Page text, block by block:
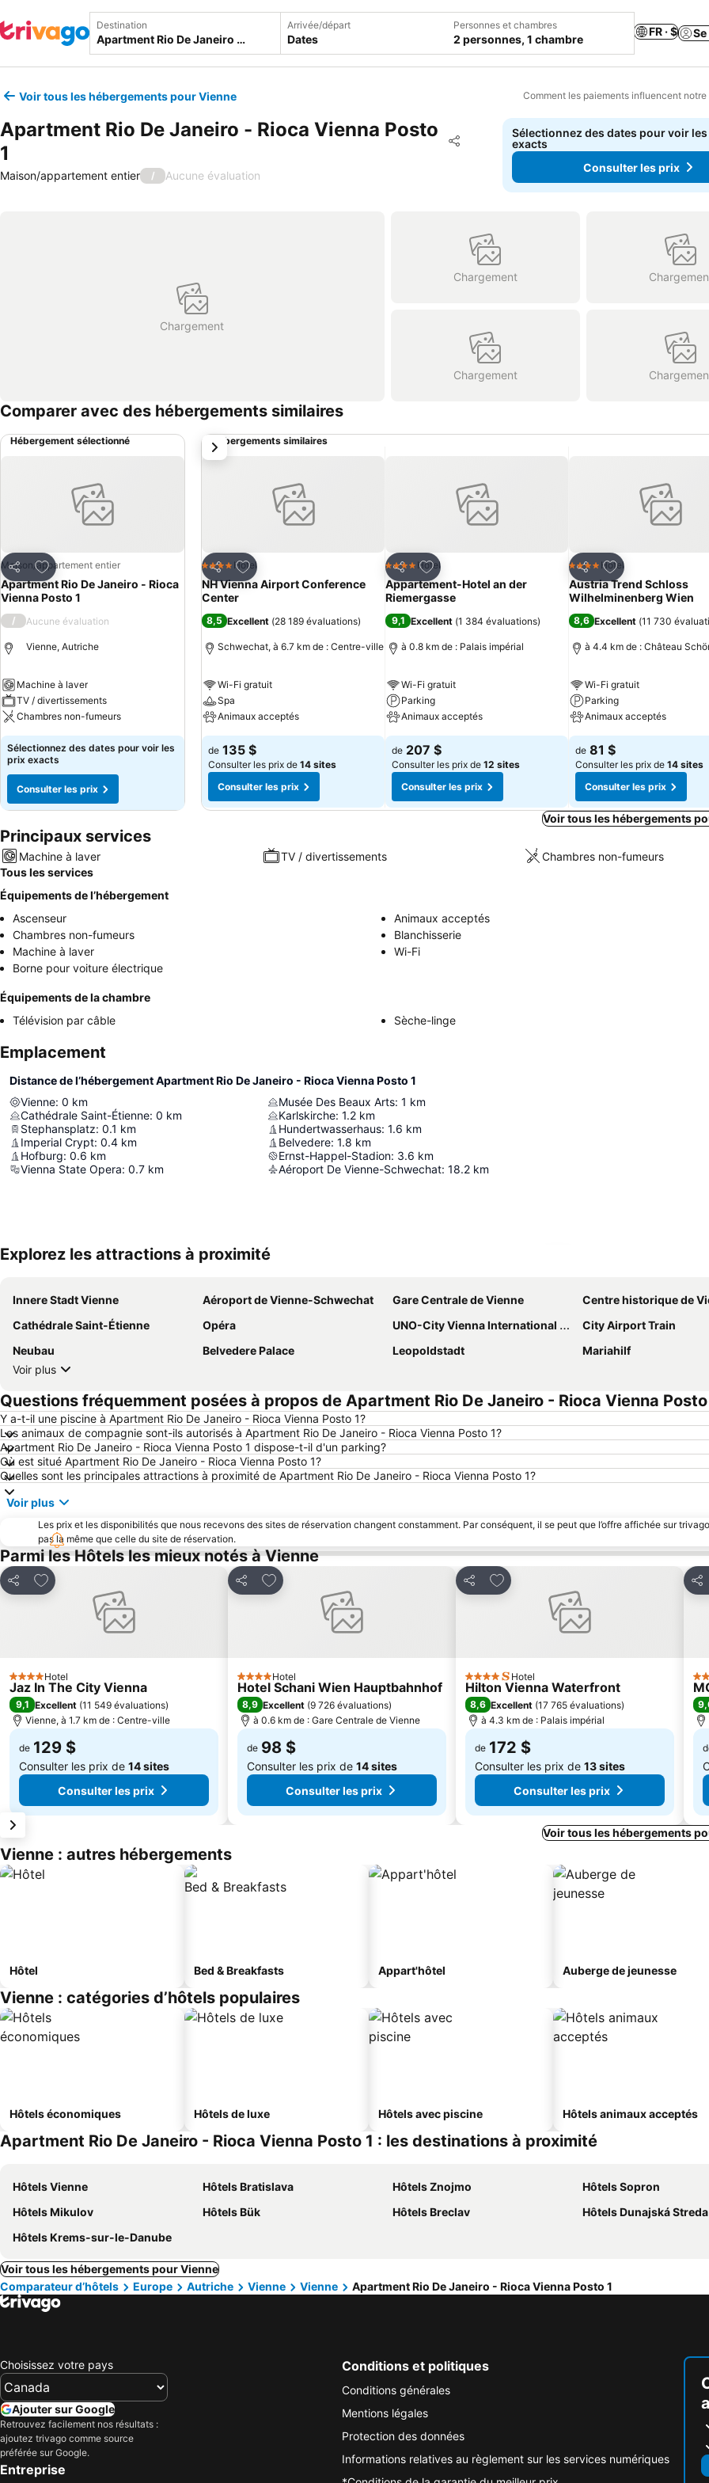
Destination Arrivée/départ
Dates
Personnes et chambres
2 personnes, 1 chambre
FR · $
Voir tous les hébergements pour Vienne Comment les paiements influencent
Apartment Rio De Janeiro - Rioca Vienna Posto
1
Partager
Ajouter à mes favoris
Maison/appartement entier / Aucune évaluation
Sélectionnez des dates pour voir
exacts
Consulter les prix
Chargement
Chargement
Chargement
Comparer avec des hébergements similaires
Hébergement sélectionné
Partager
Ajouter à mes favoris
Maison/appartement entier
Apartment Rio De Janeiro - Rioca
Vienna Posto 1
/ Aucune évaluation
Vienne, Autriche
Machine à laver
TV / divertissements
Chambres non-fumeurs
Sélectionnez des dates pour voir les
prix exacts
Consulter les prix
Hébergements similaires
Partager
Ajouter à mes favoris
4 ÉtoilesHotel
NH Vienna Airport Conference
Center
8,5 Excellent (28 189 évaluations)
Schwechat, à 6.7 km de : Centre-ville
Wi-Fi gratuit
Spa
Animaux acceptés
de 135 $
Consulter les prix de 14 sites
Consulter les prix
Partager
Ajouter à mes favoris
4 ÉtoilesHotel
Appartement-Hotel an der
Riemergasse
9,1 Excellent (1 384 évaluations)
à 0.8 km de : Palais impérial
Wi-Fi gratuit
Parking
Animaux acceptés
de 207 $
Consulter les prix de 12 sites
Consulter les prix
Partager
Ajouter à mes
4 ÉtoilesHotel
Austria Trend Schloss
Wilhelminenberg Wien
8,6 Excellent (11 730
à 4.4 km de : Château
Wi-Fi gratuit
Parking
Animaux acceptés
de 81 $
Consulter les prix de 14 sites
Consulter les prix
suivant
Voir tous les hébergements
Principaux services
Machine à laver TV / divertissements
Chambres non-fumeurs
Tous les services
Équipements de l’hébergement
Ascenseur
Animaux acceptés
Chambres non-fumeurs
Blanchisserie
Machine à laver
Wi-Fi
Borne pour voiture électrique
Équipements de la chambre
Télévision par câble
Sèche-linge
Emplacement
Distance de l’hébergement Apartment Rio De Janeiro - Rioca Vienna Posto 1
Vienne: 0 km
Cathédrale Saint-Étienne: 0 km
Stephansplatz: 0.1 km
Imperial Crypt: 0.4 km
Hofburg: 0.6 km
Vienna State Opera: 0.7 km
Musée Des Beaux Arts: 1 km
Karlskirche: 1.2 km
Hundertwasserhaus: 1.6 km
Belvedere: 1.8 km
Ernst-Happel-Stadion: 3.6 km
Aéroport De Vienne-Schwechat: 18.2 km
Explorez les attractions à proximité
Innere Stadt Vienne Aéroport de Vienne-Schwechat Gare Centrale de Vienne
Centre historique de
Cathédrale Saint-Étienne
Opéra UNO-City Vienna International Centre
City Airport Train
Neubau
Belvedere Palace Leopoldstadt
Mariahilf
Voir plus
Questions fréquemment posées à propos de Apartment Rio De Janeiro - Rioca Vienna Posto
Y a-t-il une piscine à Apartment Rio De Janeiro - Rioca Vienna Posto 1?
Les animaux de compagnie sont-ils autorisés à Apartment Rio De Janeiro - Rioca Vienna Posto 1?
Apartment Rio De Janeiro - Rioca Vienna Posto 1 dispose-t-il d'un parking?
Où est situé Apartment Rio De Janeiro - Rioca Vienna Posto 1?
Quelles sont les principales attractions à proximité de Apartment Rio De Janeiro - Rioca Vienna Posto 1?
Voir plus
Les prix et les disponibilités que nous recevons des sites de réservation changent constamment. Par conséquent, il se peut que l’offre affichée sur
pas la même que celle du site de réservation.
Parmi les Hôtels les mieux notés à Vienne
Partager
Ajouter à mes favoris
4 ÉtoilesHotel
Jaz In The City Vienna
9,1 Excellent (11 549 évaluations)
Vienne, à 1.7 km de : Centre-ville
de 129 $
Consulter les prix de 14 sites
Consulter les prix
Partager
Ajouter à mes favoris
4 ÉtoilesHotel
Hotel Schani Wien Hauptbahnhof
8,9 Excellent (9 726 évaluations)
à 0.6 km de : Gare Centrale de Vienne
de 98 $
Consulter les prix de 14 sites
Consulter les prix
Partager
Ajouter à mes favoris
4 Étoiles Hotel
Hilton Vienna Waterfront
8,6 Excellent (17 765 évaluations)
à 4.3 km de : Palais impérial
de 172 $
Consulter les prix de 13 sites
Consulter les prix
4
Voir tous les hébergements
Vienne : autres hébergements
Hôtel Bed & Breakfasts Appart'hôtel Auberge de jeunesse
Vienne : catégories d’hôtels populaires
Hôtels économiques Hôtels de luxe Hôtels avec piscine Hôtels animaux acceptés
Apartment Rio De Janeiro - Rioca Vienna Posto 1 : les destinations à proximité
Hôtels Vienne Hôtels Bratislava Hôtels Znojmo
Hôtels Sopron
Hôtels Mikulov
Hôtels Bük Hôtels Breclav
Hôtels Dunajská Streda
Hôtels Krems-sur-le-Danube
Voir tous les hébergements pour Vienne
Comparateur d’hôtels
Europe Autriche Vienne Vienne Apartment Rio De Janeiro - Rioca Vienna Posto 1
Choisissez votre pays
Ajouter sur Google
Retrouvez facilement nos résultats :
ajoutez trivago comme source
préférée sur Google.
Entreprise
Conditions et politiques
Conditions générales
Mentions légales
Protection des données
Informations relatives au règlement sur les services numériques